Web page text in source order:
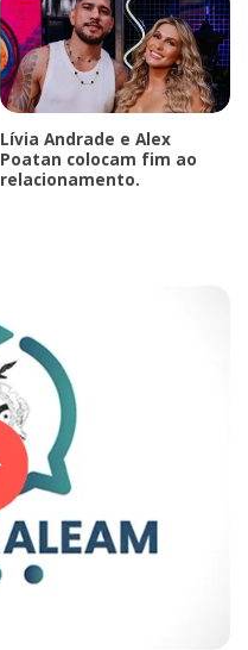
Lívia Andrade e Alex
Poatan colocam fim ao
relacionamento.